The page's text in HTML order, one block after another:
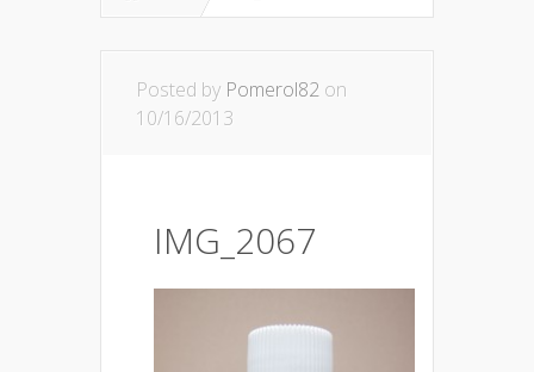
Posted by Pomerol82 on
10/16/2013
IMG_2067